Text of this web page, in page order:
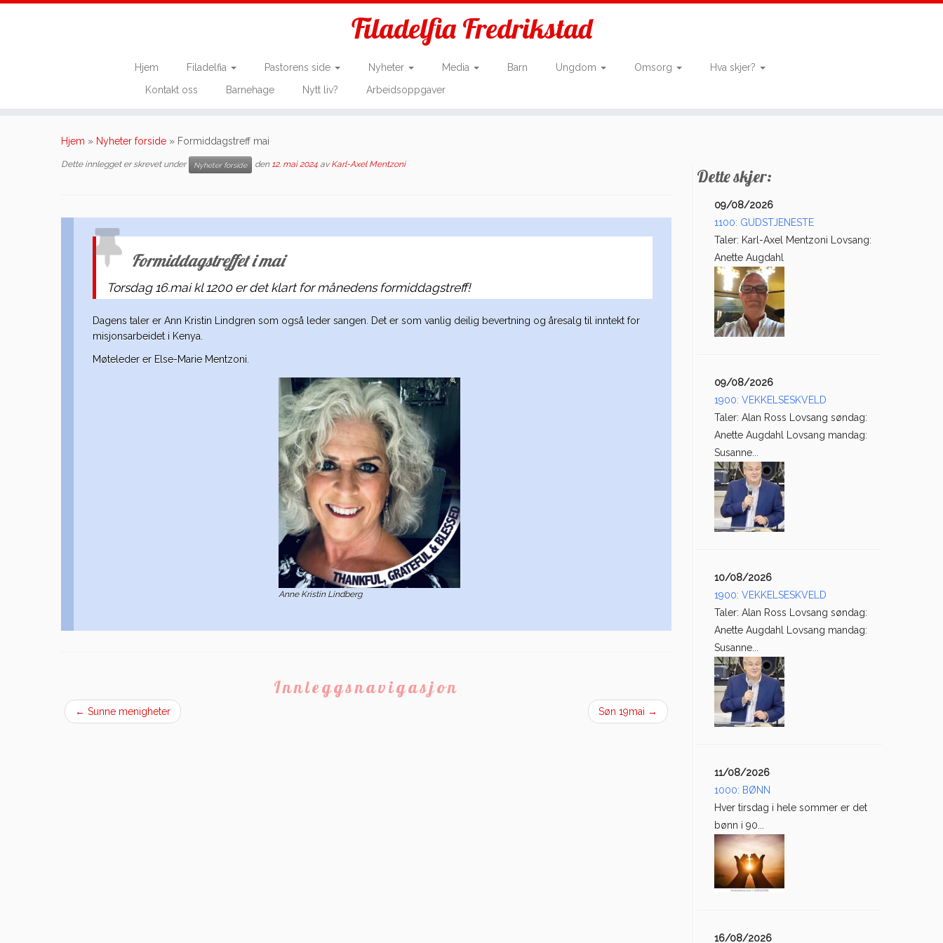
Filadelfia Fredrikstad
Hjem Filadelfia Pastorens side Nyheter Media Barn Ungdom Omsorg
Hva skjer?
Kontakt oss
Barnehage Nytt liv? Arbeidsoppgaver
Hjem » Nyheter forside » Formiddagstreff mai
Dette innlegget er skrevet under Nyheter forside den 12. mai 2024 avKarl-Axel Mentzoni
Formiddagstreffet i mai
Torsdag 16.mai kl 1200 er det klart for månedens formiddagstreff!
Dagens taler er Ann Kristin Lindgren som også leder sangen. Det er som vanlig deilig bevertning og åresalg til inntekt for
misjonsarbeidet i Kenya.
Møteleder er Else-Marie Mentzoni.
Anne Kristin Lindberg
Innleggsnavigasjon
← Sunne menigheter Søn 19mai →
Dette skjer:
09/08/2026
1100: GUDSTJENESTE
Taler: Karl-Axel Mentzoni Lovsang:
Anette Augdahl
09/08/2026
1900: VEKKELSESKVELD
Taler: Alan Ross Lovsang søndag:
Anette Augdahl Lovsang mandag:
Susanne...
10/08/2026
1900: VEKKELSESKVELD
Taler: Alan Ross Lovsang søndag:
Anette Augdahl Lovsang mandag:
Susanne...
11/08/2026
1000: BØNN
Hver tirsdag i hele sommer er det
bønn i 90...
16/08/2026